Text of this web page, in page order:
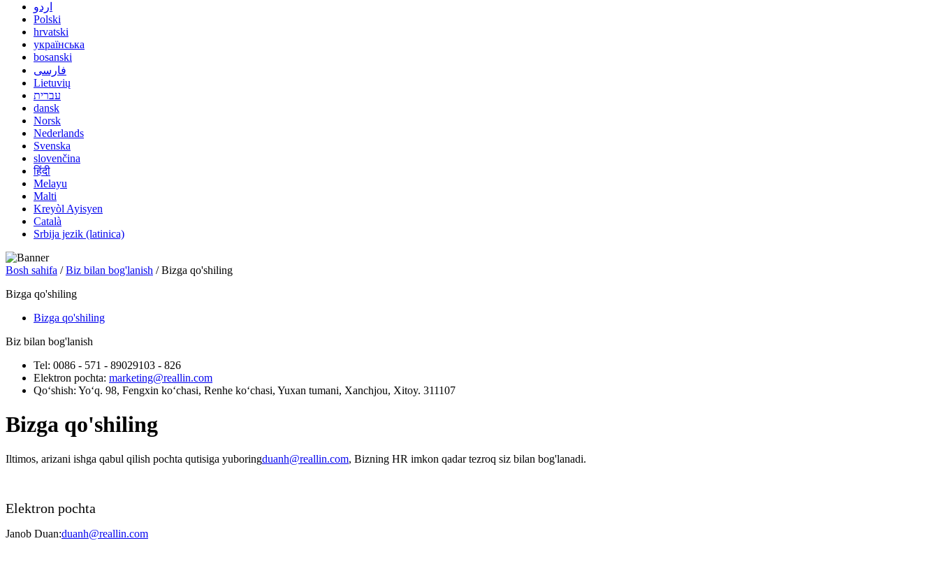
اردو
Polski
hrvatski
українська
bosanski
فارسی
Lietuvių
עברית
dansk
Norsk
Nederlands
Svenska
slovenčina
हिंदी
Melayu
Malti
Kreyòl Ayisyen
Català
Srbija jezik (latinica)
Bosh sahifa /Biz bilan bog'lanish / Bizga qo'shiling
Bizga qo'shiling
Bizga qo'shiling
Biz bilan bog'lanish
Tel: 0086 - 571 - 89029103 - 826
Elektron pochta: marketing@reallin.com
Qo‘shish: Yo‘q. 98, Fengxin ko‘chasi, Renhe ko‘chasi, Yuxan tumani, Xanchjou, Xitoy. 311107
Bizga qo'shiling
Iltimos, arizani ishga qabul qilish pochta qutisiga yuboringduanh@reallin.com, Bizning HR imkon qadar tezroq siz bilan bog'lanadi.
Elektron pochta
Janob Duan:duanh@reallin.com